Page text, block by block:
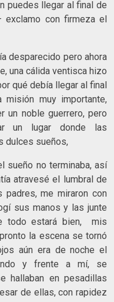
puedes llegar al final de
con firmeza el
desparecido pero ahora
una cálida ventisca hizo
qué debía llegar al final
muy importante,
un noble guerrero, pero
un lugar donde las
dulces sueños,
sueño no terminaba, así
atravesé el lumbral de
me miraron con
sus manos y las junte
todo estará bien, mis
la escena se tornó
aún era de noche el
y frente a mí, se
hallaban en pesadillas
de ellas, con rapidez